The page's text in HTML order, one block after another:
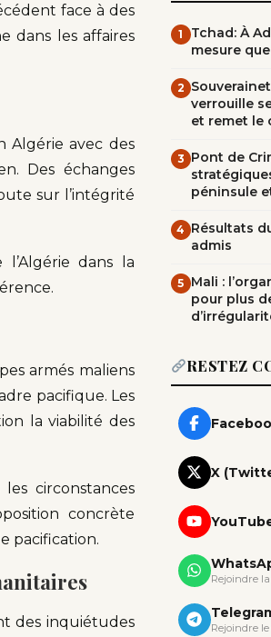
face à des
dans les affaires
Algérie avec des
Des échanges
sur l’intégrité
dans la
armés maliens
pacifique. Les
la viabilité des
circonstances
concrète
pacification.
des inquiétudes
1
Tchad: À
mesure
2
verrouille
et remet le
3 Pont de
péninsule
4 Résultats
admis
5 Mali :
pour plus
RESTEZ
X
Rejoindre
Rejoindre